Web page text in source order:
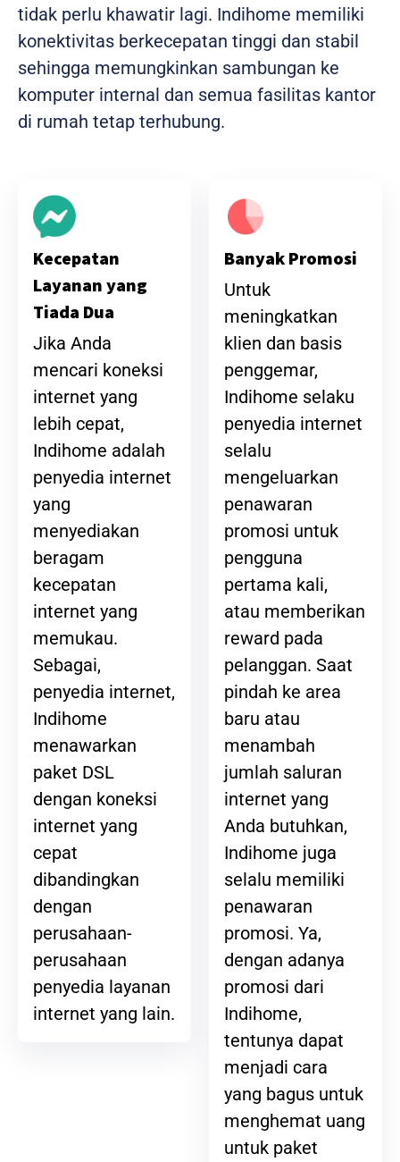
tidak perlu khawatir lagi. Indihome memiliki
konektivitas berkecepatan tinggi dan stabil
sehingga memungkinkan sambungan ke
komputer internal dan semua fasilitas kantor
di rumah tetap terhubung.
Kecepatan
Layanan yang
Tiada Dua
Jika Anda
mencari koneksi
internet yang
lebih cepat,
Indihome adalah
penyedia internet
yang
menyediakan
beragam
kecepatan
internet yang
memukau.
Sebagai,
penyedia internet,
Indihome
menawarkan
paket DSL
dengan koneksi
internet yang
cepat
dibandingkan
dengan
perusahaan-
perusahaan
penyedia layanan
internet yang lain.
Banyak Promosi
Untuk
meningkatkan
klien dan basis
penggemar,
Indihome selaku
penyedia internet
selalu
mengeluarkan
penawaran
promosi untuk
pengguna
pertama kali,
atau memberikan
reward pada
pelanggan. Saat
pindah ke area
baru atau
menambah
jumlah saluran
internet yang
Anda butuhkan,
Indihome juga
selalu memiliki
penawaran
promosi. Ya,
dengan adanya
promosi dari
Indihome,
tentunya dapat
menjadi cara
yang bagus untuk
menghemat uang
untuk paket